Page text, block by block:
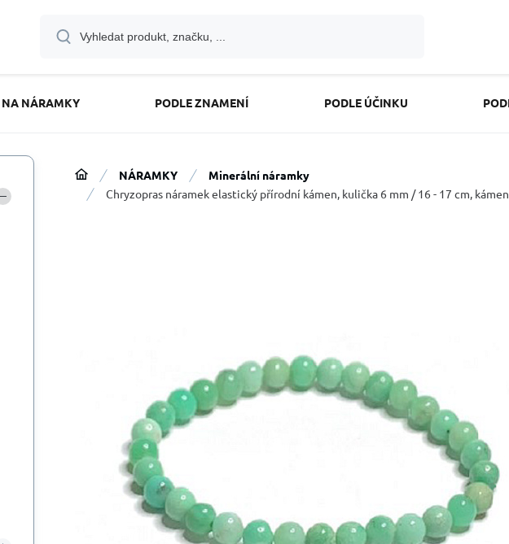
NA NÁRAMKY PODLE ZNAMENÍ PODLE ÚČINKU
NÁRAMKY
Minerální náramky
Chryzopras náramek elastický přírodní kámen, kulička 6 mm / 16 - 17 cm,